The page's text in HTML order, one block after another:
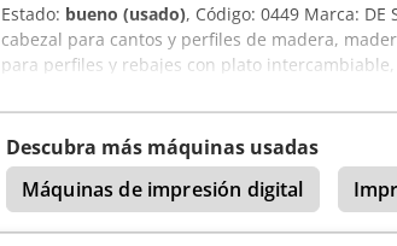
Estado: bueno (usado), Código: 0449 Marca:
cabezal para cantos y perfiles de madera,
para perfiles y rebajes con plato
710/1420 – Cv 1,3 – 2,5 Altura de trabajo mm
entrada ajustable Aire comprimido 6 atm
totales mm 2100 x 1600 x 1350 h Peso kg 950
Descubra más máquinas usadas
Máquinas de impresión digital